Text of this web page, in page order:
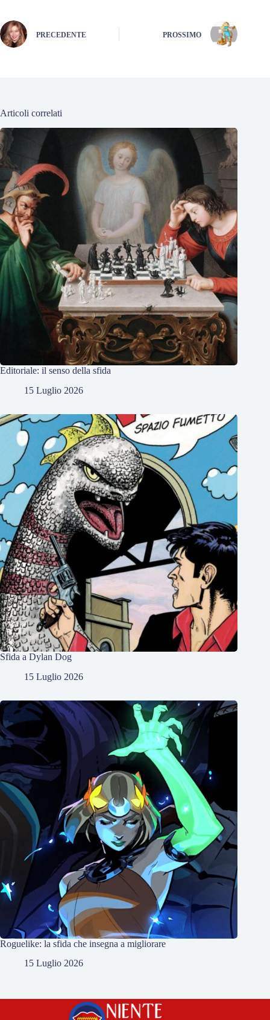
PRECEDENTE PROSSIMO
Articoli correlati
Editoriale: il senso della sfida
15 Luglio 2026
Sfida a Dylan Dog
15 Luglio 2026
Roguelike: la sfida che insegna a migliorare
15 Luglio 2026